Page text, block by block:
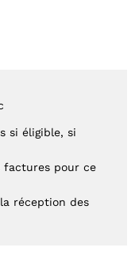
si éligible, si
factures pour ce
réception des